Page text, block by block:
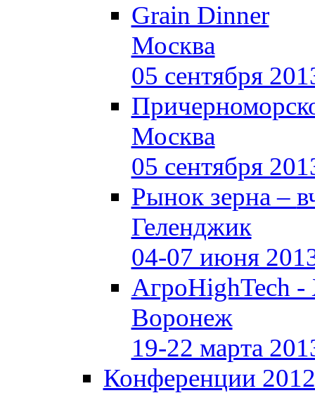
Grain Dinner
Москва
05 сентября
Москва
05 сентября
Рынок зерна –
Геленджик
04-07 июня
АгроHighTech
Воронеж
19-22 марта
Конференции 2012